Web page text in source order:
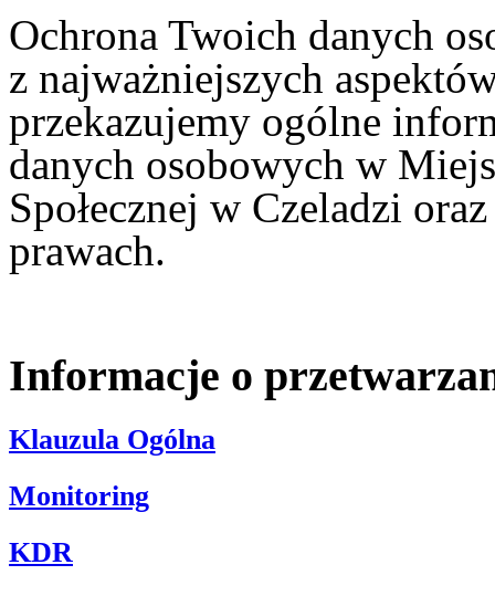
Ochrona Twoich danych
z najważniejszych
przekazujemy ogólne
danych osobowych w
Społecznej w Czeladzi
prawach.
Informacje o
Klauzula Ogólna
Monitoring
KDR